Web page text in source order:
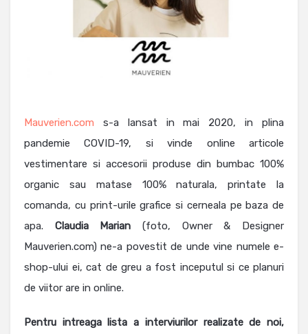
Mauverien.com s-a lansat in mai 2020, in plina
pandemie COVID-19, si vinde online articole
vestimentare si accesorii produse din bumbac 100%
organic sau matase 100% naturala, printate la
comanda, cu print-urile grafice si cerneala pe baza de
apa. Claudia Marian (foto, Owner & Designer
Mauverien.com) ne-a povestit de unde vine numele e-
shop-ului ei, cat de greu a fost inceputul si ce planuri
de viitor are in online.
Pentru intreaga lista a interviurilor realizate de noi,